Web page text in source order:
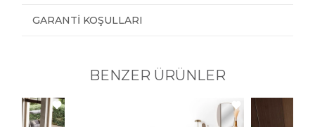
GARANTI KOŞULLARI
BENZER ÜRÜNLER